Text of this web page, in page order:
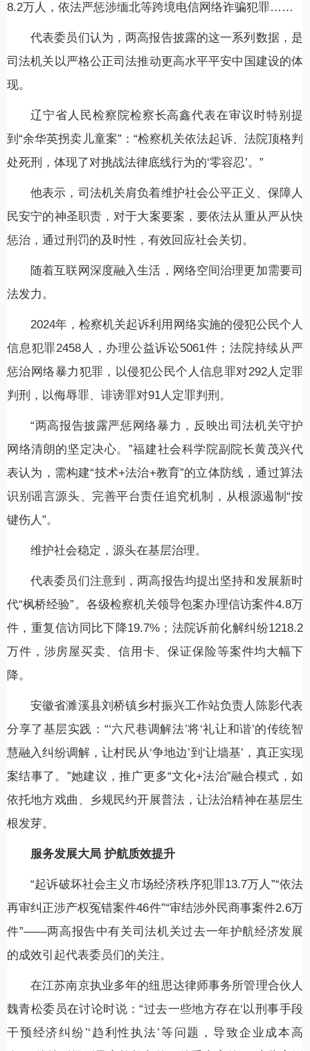
8.2万人，依法严惩涉缅北等跨境电信网络诈骗犯罪……
代表委员们认为，两高报告披露的这一系列数据，是
司法机关以严格公正司法推动更高水平平安中国建设的体
现。
辽宁省人民检察院检察长高鑫代表在审议时特别提
到“余华英拐卖儿童案”：“检察机关依法起诉、法院顶格判
处死刑，体现了对挑战法律底线行为的‘零容忍’。”
他表示，司法机关肩负着维护社会公平正义、保障人
民安宁的神圣职责，对于大案要案，要依法从重从严从快
惩治，通过刑罚的及时性，有效回应社会关切。
随着互联网深度融入生活，网络空间治理更加需要司
法发力。
2024年，检察机关起诉利用网络实施的侵犯公民个人
信息犯罪2458人，办理公益诉讼5061件；法院持续从严
惩治网络暴力犯罪，以侵犯公民个人信息罪对292人定罪
判刑，以侮辱罪、诽谤罪对91人定罪判刑。
“两高报告披露严惩网络暴力，反映出司法机关守护
网络清朗的坚定决心。”福建社会科学院副院长黄茂兴代
表认为，需构建“技术+法治+教育”的立体防线，通过算法
识别谣言源头、完善平台责任追究机制，从根源遏制“按
键伤人”。
维护社会稳定，源头在基层治理。
代表委员们注意到，两高报告均提出坚持和发展新时
代“枫桥经验”。各级检察机关领导包案办理信访案件4.8万
件，重复信访同比下降19.7%；法院诉前化解纠纷1218.2
万件，涉房屋买卖、信用卡、保证保险等案件均大幅下
降。
安徽省濉溪县刘桥镇乡村振兴工作站负责人陈影代表
分享了基层实践：“‘六尺巷调解法’将‘礼让和谐’的传统智
慧融入纠纷调解，让村民从‘争地边’到‘让墙基’，真正实现
案结事了。”她建议，推广更多“文化+法治”融合模式，如
依托地方戏曲、乡规民约开展普法，让法治精神在基层生
根发芽。
服务发展大局 护航质效提升
“起诉破坏社会主义市场经济秩序犯罪13.7万人”“依法
再审纠正涉产权冤错案件46件”“审结涉外民商事案件2.6万
件”——两高报告中有关司法机关过去一年护航经济发展
的成效引起代表委员们的关注。
在江苏南京执业多年的纽思达律师事务所管理合伙人
魏青松委员在讨论时说：“过去一些地方存在‘以刑事手段
干预经济纠纷’‘趋利性执法’等问题，导致企业成本高